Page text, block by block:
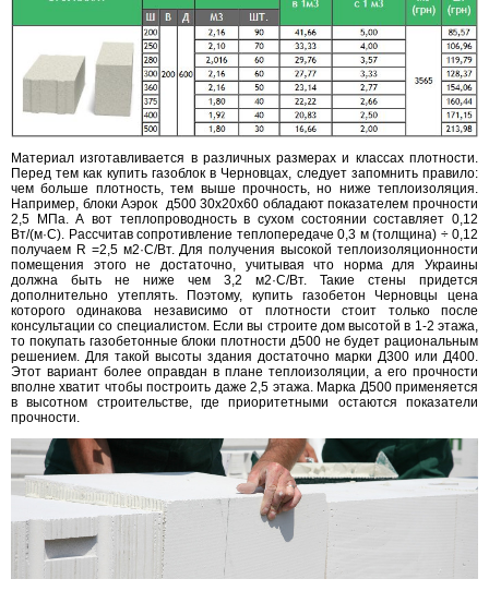
Материал изготавливается в различных размерах и классах плотности.
Перед тем как купить газоблок в Черновцах, следует запомнить правило:
чем больше плотность, тем выше прочность, но ниже теплоизоляция.
Например, блоки Аэрок д500 30х20х60 обладают показателем прочности
2,5 МПа. А вот теплопроводность в сухом состоянии составляет 0,12
Вт/(м·С). Рассчитав сопротивление теплопередаче 0,3 м (толщина) ÷ 0,12
получаем R =2,5 м2·C/Вт. Для получения высокой теплоизоляционности
помещения этого не достаточно, учитывая что норма для Украины
должна быть не ниже чем 3,2 м2·C/Вт. Такие стены придется
дополнительно утеплять. Поэтому, купить газобетон Черновцы цена
которого одинакова независимо от плотности стоит только после
консультации со специалистом. Если вы строите дом высотой в 1-2 этажа,
то покупать газобетонные блоки плотности д500 не будет рациональным
решением. Для такой высоты здания достаточно марки Д300 или Д400.
Этот вариант более оправдан в плане теплоизоляции, а его прочности
вполне хватит чтобы построить даже 2,5 этажа. Марка Д500 применяется
в высотном строительстве, где приоритетными остаются показатели
прочности.